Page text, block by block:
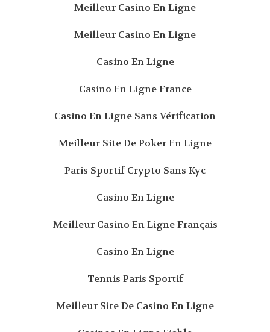
Meilleur Casino En Ligne
Meilleur Casino En Ligne
Casino En Ligne
Casino En Ligne France
Casino En Ligne Sans Vérification
Meilleur Site De Poker En Ligne
Paris Sportif Crypto Sans Kyc
Casino En Ligne
Meilleur Casino En Ligne Français
Casino En Ligne
Tennis Paris Sportif
Meilleur Site De Casino En Ligne